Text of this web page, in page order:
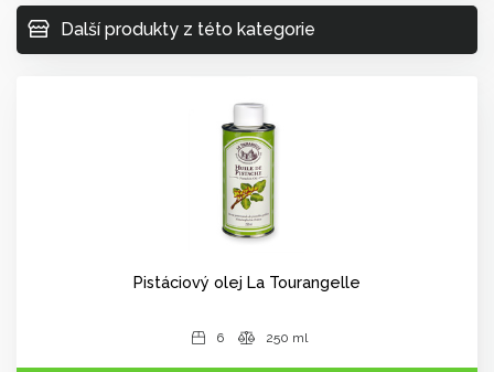
Další produkty z této kategorie
Pistáciový olej La Tourangelle
6 250 ml